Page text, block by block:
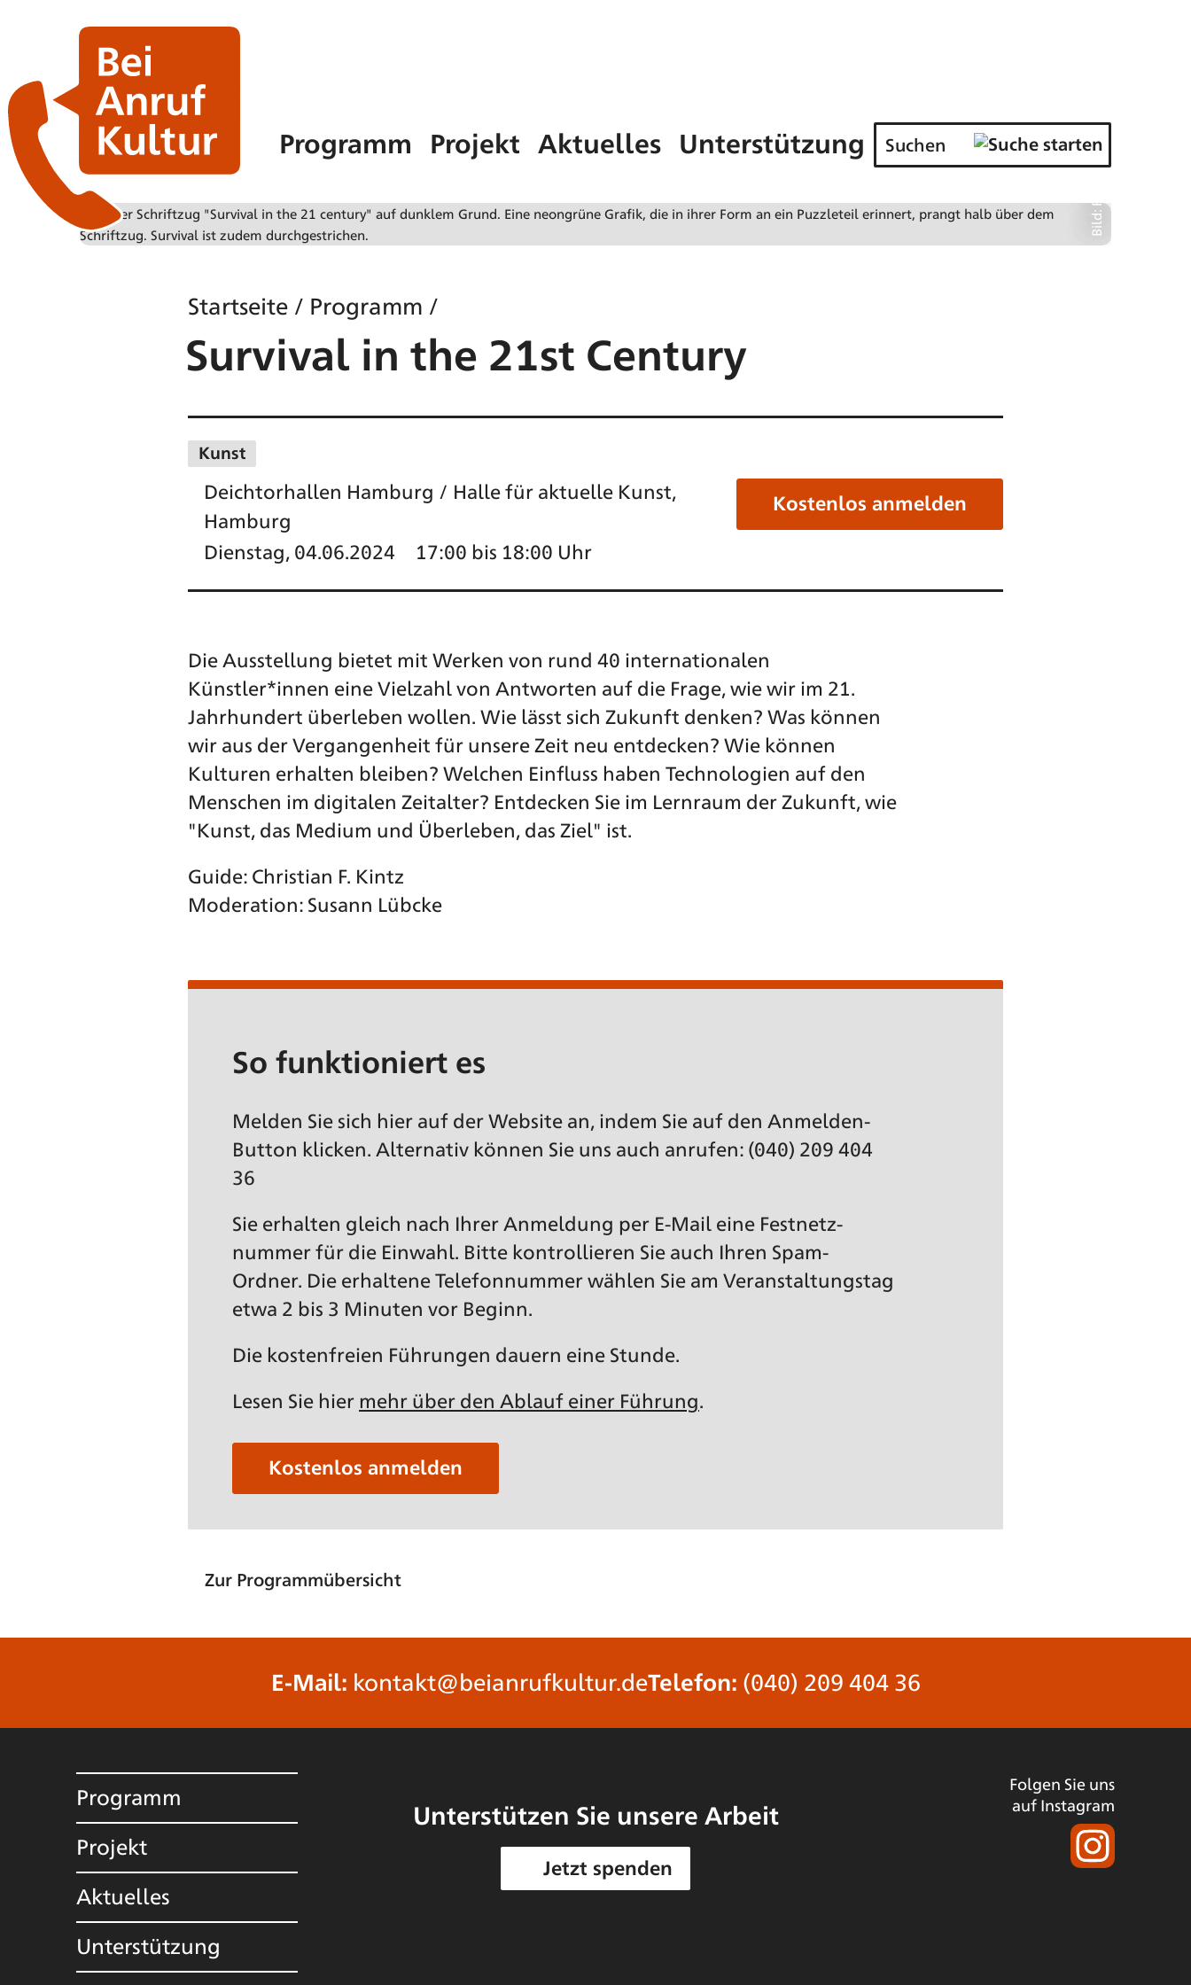
Programm Projekt Aktuelles Unterstützung Bild: Recent Practice
Startseite / Programm /
Survival in the 21st Century
Kunst
Deichtorhallen Hamburg / Halle für aktuelle Kunst,
Hamburg
Dienstag, 04.06.2024
17:00 bis 18:00 Uhr
Kostenlos anmelden
Die Ausstellung bietet mit Werken von rund 40 internationalen
Künstler*innen eine Vielzahl von Antworten auf die Frage, wie wir im 21.
Jahrhundert überleben wollen. Wie lässt sich Zukunft denken? Was können
wir aus der Vergangenheit für unsere Zeit neu entdecken? Wie können
Kulturen erhalten bleiben? Welchen Einfluss haben Technologien auf den
Menschen im digitalen Zeitalter? Entdecken Sie im Lernraum der Zukunft, wie
"Kunst, das Medium und Überleben, das Ziel" ist.
Guide: Christian F. Kintz
Moderation: Susann Lübcke
So funktioniert es
Melden Sie sich hier auf der Website an, indem Sie auf den Anmelden-
Button klicken. Alternativ können Sie uns auch anrufen: (040) 209 404
36
Sie erhalten gleich nach Ihrer Anmeldung per E-Mail eine Festnetz­
nummer für die Einwahl. Bitte kontrollieren Sie auch Ihren Spam-
Ordner. Die erhaltene Telefonnummer wählen Sie am Veranstaltungs­tag
etwa 2 bis 3 Minuten vor Beginn.
Die kostenfreien Führungen dauern eine Stunde.
Lesen Sie hier mehr über den Ablauf einer Führung.
Kostenlos anmelden
Zur Programmübersicht
E-Mail: kontakt@beianrufkultur.deTelefon: (040) 209 404 36
Programm
Projekt
Aktuelles
Unterstützung
Unterstützen Sie unsere Arbeit
Jetzt spenden
Folgen Sie uns
auf Instagram